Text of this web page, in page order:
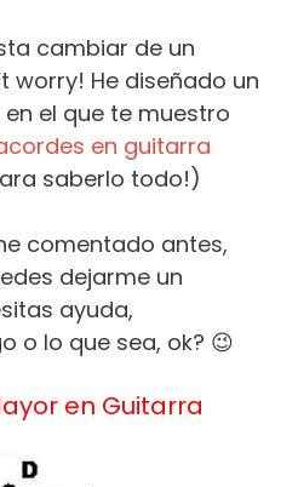
cambiar de un
worry! He diseñado un
el que te muestro
en guitarra
saberlo todo!)
comentado antes,
dejarme un
ayuda,
o lo que sea, ok? 😉
en Guitarra